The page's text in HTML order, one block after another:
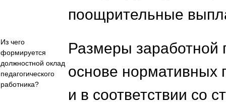
поощрительные
Из чего
формируется
должностной оклад
педагогического
работника?
Размеры заработной
основе нормативных
и в соответствии со